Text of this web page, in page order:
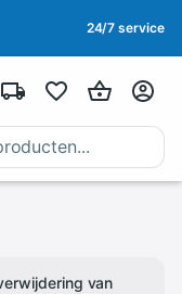
24/7 service
van